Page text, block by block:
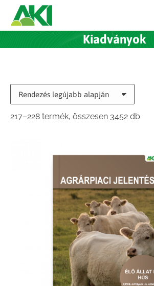
Kiadványok
217–228 termék, összesen 3452 db